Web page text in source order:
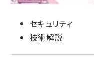
セキュリティ
技術解説